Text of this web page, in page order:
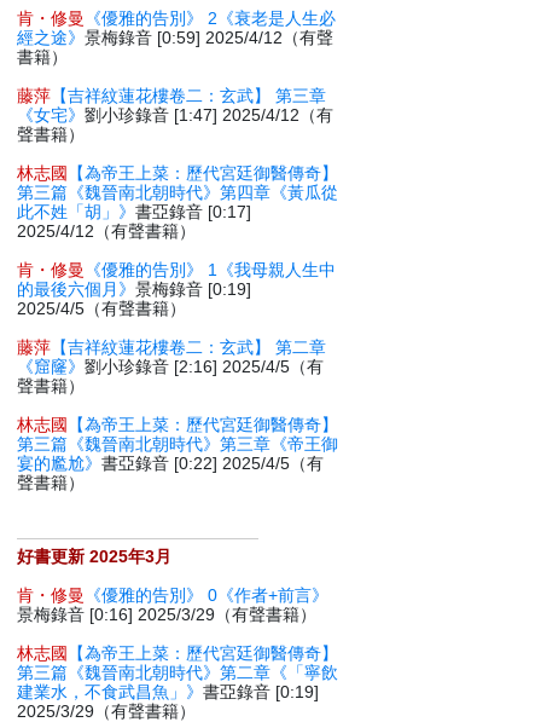
肯・修曼
《優雅的告別》 2《衰老是人生必
經之途》景梅錄音 [0:59] 2025/4/12（有聲
書籍）
藤萍 【吉祥紋蓮花樓卷二：玄武】 第三章
《女宅》劉小珍錄音 [1:47] 2025/4/12（有
聲書籍）
林志國
【為帝王上菜：歷代宮廷御醫傳奇】
第三篇《魏晉南北朝時代》第四章《黃瓜從
此不姓「胡」》書亞錄音 [0:17]
2025/4/12（有聲書籍）
肯・修曼
《優雅的告別》 1《我母親人生中
的最後六個月》景梅錄音 [0:19]
2025/4/5（有聲書籍）
藤萍 【吉祥紋蓮花樓卷二：玄武】 第二章
《窟窿》劉小珍錄音 [2:16] 2025/4/5（有
聲書籍）
林志國
【為帝王上菜：歷代宮廷御醫傳奇】
第三篇《魏晉南北朝時代》第三章《帝王御
宴的尷尬》書亞錄音 [0:22] 2025/4/5（有
聲書籍）
好書更新 2025年3月
肯・修曼
《優雅的告別》 0《作者+前言》
景梅錄音 [0:16] 2025/3/29（有聲書籍）
林志國
【為帝王上菜：歷代宮廷御醫傳奇】
第三篇《魏晉南北朝時代》第二章《「寧飲
建業水，不食武昌魚」》書亞錄音 [0:19]
2025/3/29（有聲書籍）